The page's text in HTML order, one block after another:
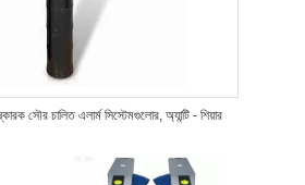
সৌর চালিত এলার্ম সিস্টেমগুলোর, অ্যান্টি - শিয়ার